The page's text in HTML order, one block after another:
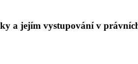
a jejím vystupování v